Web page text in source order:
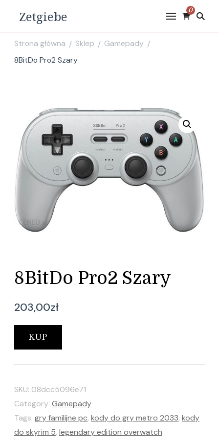
Zetgiebe 0
Strona główna / Sklep / Gamepady /
8BitDo Pro2 Szary
8BitDo Pro2 Szary
203,00zł
KUP
SKU: 08dcc5096e71
Category: Gamepady
Tags: gry familijne pc, kody do gry metro 2033, kody
do skyrim 5, legendary edition overwatch